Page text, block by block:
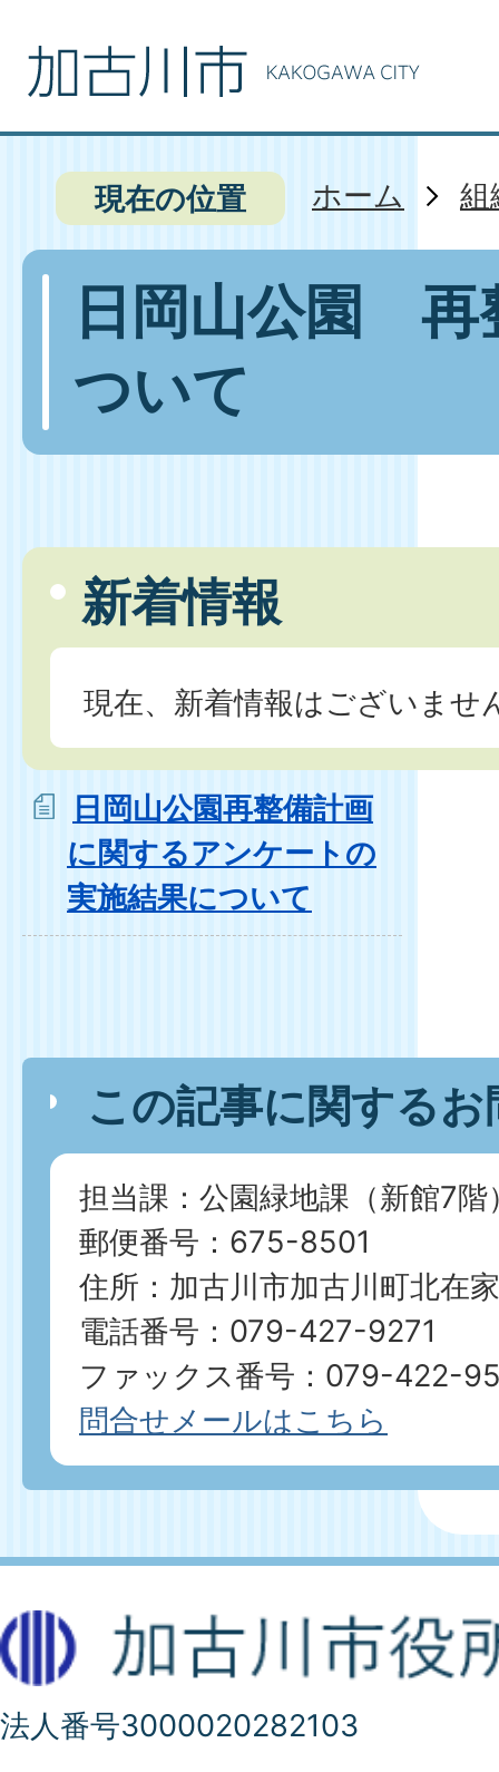
現在の位置 ホーム 組
日岡山公園 再
ついて
新着情報
現在、新着情報はございませ
日岡山公園再整備計画
に関するアンケートの
実施結果について
この記事に関する
担当課：公園緑地課（新館7階
郵便番号：675-8501
住所：加古川市加古川町北在
電話番号：079-427-9271
ファックス番号：079-422-
問合せメールはこちら
法人番号3000020282103